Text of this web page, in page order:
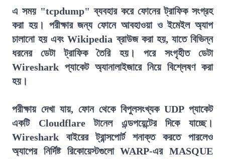
এ সময় "tcpdump" ব্যবহার করে ফোনের ট্রাফিক সংগ্রহ
করা হয়। পরীক্ষার জন্য ফোনে আবহাওয়া ও ইমেইল অ্যাপ
চালানো হয় এবং Wikipedia ব্রাউজ করা হয়, যাতে বিভিন্ন
ধরনের ডেটা ট্রাফিক তৈরি হয়। পরে সংগৃহীত ডেটা
Wireshark প্যাকেট অ্যানালাইজারে নিয়ে বিশ্লেষণ করা
হয়।
পরীক্ষায় দেখা যায়, ফোন থেকে বিপুলসংখ্যক UDP প্যাকেট
একটি Cloudflare টানেল এন্ডপয়েন্টের দিকে যাচ্ছে।
Wireshark বাইরের ট্রান্সপোর্ট শনাক্ত করতে পারলেও
অ্যাপের নির্দিষ্ট রিকোয়েস্টগুলো WARP-এর MASQUE